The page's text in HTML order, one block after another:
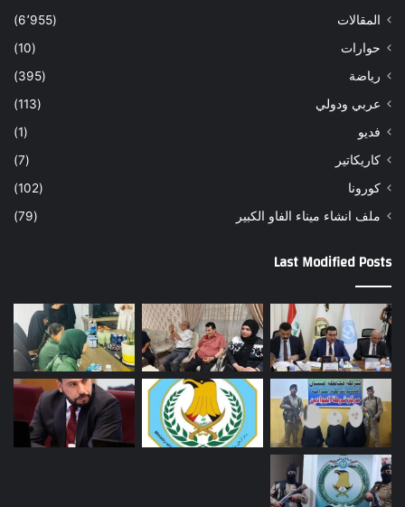
المقالات
(6٬955)
حوارات
(10)
رياضة
(395)
عربي ودولي
(113)
فديو
(1)
كاريكاتير
(7)
كورونا
(102)
ملف انشاء ميناء الفاو الكبير
(79)
Last Modified Posts